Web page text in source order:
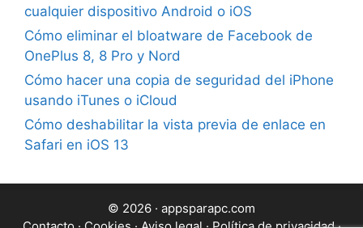
cualquier dispositivo Android o iOS
Cómo eliminar el bloatware de Facebook de
OnePlus 8, 8 Pro y Nord
Cómo hacer una copia de seguridad del iPhone
usando iTunes o iCloud
Cómo deshabilitar la vista previa de enlace en
Safari en iOS 13
© 2026 · appsparapc.com